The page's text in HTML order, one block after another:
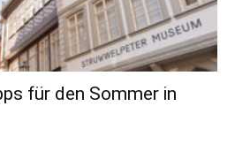
für den Sommer in